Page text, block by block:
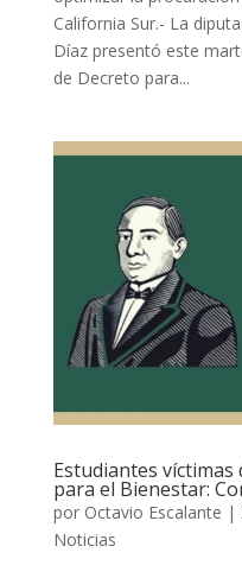
California Sur.- La
Díaz presentó este
de Decreto para...
Estudiantes
para el Bienestar:
por Octavio Escalante |
Noticias